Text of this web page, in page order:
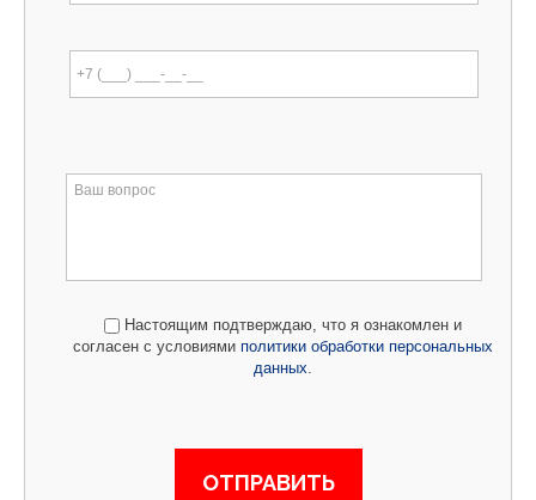
Настоящим подтверждаю, что я ознакомлен и
согласен с условиями политики обработки персональных
данных